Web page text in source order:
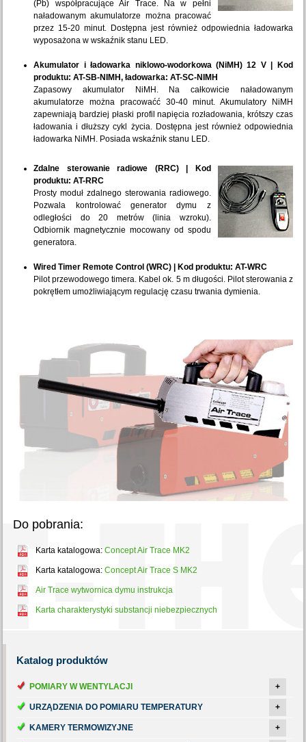
(Pb) współpracujące Air Trace. Na w pełni
naładowanym akumulatorze można pracować
przez 15-20 minut. Dostępna jest również odpowiednia ładowarka
wyposażona w wskaźnik stanu LED.
Akumulator i ładowarka niklowo-wodorkowa (NiMH) 12 V | Kod
produktu: AT-SB-NIMH, ładowarka: AT-SC-NIMH
Zapasowy akumulator NiMH. Na całkowicie naładowanym
akumulatorze można pracowaćć 30-40 minut. Akumulatory NiMH
zapewniają bardziej płaski profil napięcia rozładowania, krótszy czas
ładowania i dłuższy cykl życia. Dostępna jest również odpowiednia
ładowarka NiMH. Posiada wskaźnik stanu LED.
Zdalne sterowanie radiowe (RRC) | Kod
produktu: AT-RRC
Prosty moduł zdalnego sterowania radiowego.
Pozwala kontrolować generator dymu z
odległości do 20 metrów (linia wzroku).
Odbiornik magnetycznie mocowany od spodu
generatora.
Wired Timer Remote Control (WRC) | Kod produktu: AT-WRC
Pilot przewodowego timera. Kabel ok. 5 m długości. Pilot sterowania z
pokrętłem umożliwiającym regulację czasu trwania dymienia.
Do pobrania:
Karta katalogowa:Concept Air Trace MK2
Karta katalogowa:Concept Air Trace S MK2
Air Trace wytwornica dymu instrukcja
Karta charakterystyki substancji niebezpiecznych
Katalog produktów
POMIARY W WENTYLACJI +
URZĄDZENIA DO POMIARU TEMPERATURY +
KAMERY TERMOWIZYJNE +